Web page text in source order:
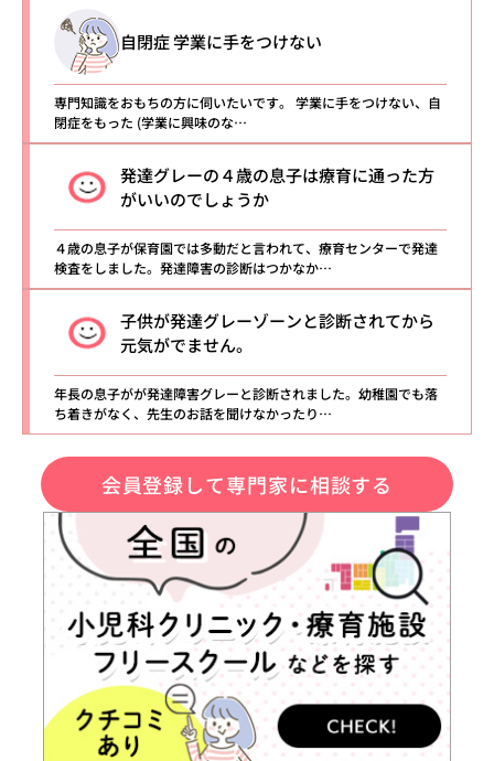
自閉症 学業に手をつけない
専門知識をおもちの方に伺いたいです。 学業に手をつけない、自
閉症をもった (学業に興味のな…
発達グレーの４歳の息子は療育に通った方
がいいのでしょうか
４歳の息子が保育園では多動だと言われて、療育センターで発達
検査をしました。発達障害の診断はつかなか…
子供が発達グレーゾーンと診断されてから
元気がでません。
年長の息子がが発達障害グレーと診断されました。幼稚園でも落
ち着きがなく、先生のお話を聞けなかったり…
会員登録して専門家に相談する